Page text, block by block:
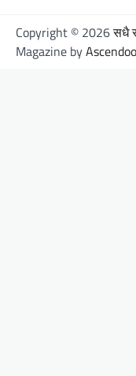
Copyright © 2026सधै
Magazine by